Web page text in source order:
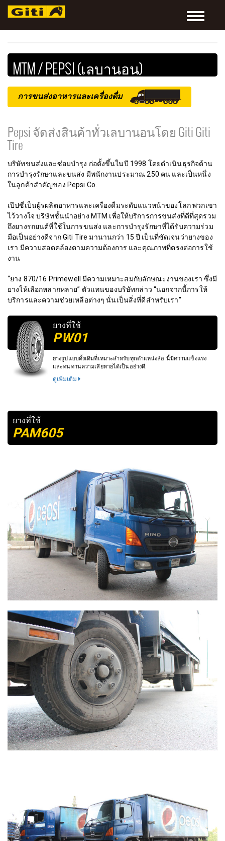
Toggle
MTM / PEPSI (เลบานอน)
การขนส่งอาหารและเครื่องดื่ม
Pepsi จัดส่งสินค้าทั่วเลบานอนโดย Giti Giti
Tire
บริษัทขนส่งและซ่อมบำรุง ก่อตั้งขึ้นในปี 1998 โดยดำเนินธุรกิจด้าน
การบำรุงรักษาและขนส่ง มีพนักงานประมาณ 250 คน และเป็นหนึ่ง
ในลูกค้าสำคัญของ Pepsi Co.
เป๊ปซี่เป็นผู้รผลิตอาหารและเครื่องดื่มระดับแนวหน้าของโลก พวกเขา
ไว้วางใจ บริษัทชั้นนำอย่าง MTM เพื่อให้บริการการขนส่งที่ดีที่สุดรวม
ถึงยางรถยนต์ที่ใช้ในการขนส่ง และการบำรุงรักษาที่ได้รับความร่วม
มือเป็นอย่างดีจาก Giti Tire มานานกว่า 15 ปี เป็นที่ชัดเจนว่ายางของ
เรา มีความสอดคล้องตามความต้องการ และคุณภาพที่ตรงต่อการใช้
งาน
“ยาง 870/16 Primewell มีความเหมาะสมกับลักษณะงานของเรา ซึ่งมี
ยางให้เลือกหลากหลาย” ตัวแทนของบริษัทกล่าว “นอกจากนี้การให้
บริการและความช่วยเหลือต่างๆ นั่นเป็นสิ่งที่ดีสำหรับเรา”
ยางที่ใช้
PW01
ยางรูปแบบดั้งเดิมที่เหมาะสำหรับทุกตำแหน่งล้อ นี้มีความแข็งแรง
และทนทานความเสียหายได้เป็นอย่างดี.
ดูเพิ่มเติม
ยางที่ใช้
PAM605